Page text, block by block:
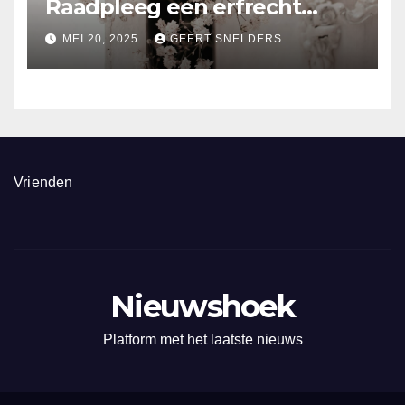
Raadpleeg een erfrecht
advocaat
MEI 20, 2025 GEERT SNELDERS
Vrienden
Nieuwshoek
Platform met het laatste nieuws